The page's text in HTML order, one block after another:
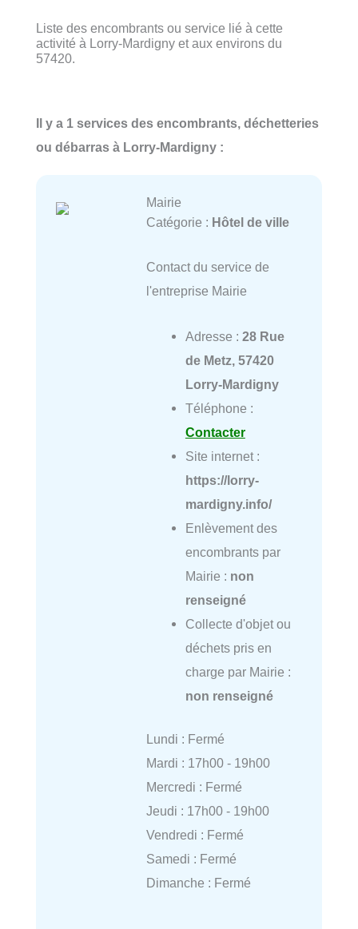
Liste des encombrants ou service lié à cette
activité à Lorry-Mardigny et aux environs du
57420.
Il y a 1 services des encombrants, déchetteries
ou débarras à Lorry-Mardigny :
Mairie
Catégorie : Hôtel de ville
Contact du service de
l'entreprise Mairie
Adresse : 28 Rue
de Metz, 57420
Lorry-Mardigny
Téléphone :
Contacter
Site internet :
https://lorry-
mardigny.info/
Enlèvement des
encombrants par
Mairie : non
renseigné
Collecte d'objet ou
déchets pris en
charge par Mairie :
non renseigné
Lundi : Fermé
Mardi : 17h00 - 19h00
Mercredi : Fermé
Jeudi : 17h00 - 19h00
Vendredi : Fermé
Samedi : Fermé
Dimanche : Fermé